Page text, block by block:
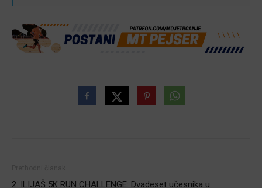
2. ILIJAŠ 5K RUN CHALLENGE: Dvadeset učesnika u